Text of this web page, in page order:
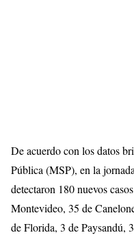
De acuerdo con los datos
Pública (MSP), en la
detectaron 180 nuevos
Montevideo, 35 de
de Florida, 3 de Paysandú,